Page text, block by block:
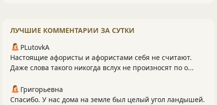
ЛУЧШИЕ КОММЕНТАРИИ ЗА СУТКИ
PLutоvkА
Настоящие афористы и афористами себя не считают.
Даже слова такого никогда вслух не произносят по о...
Григорьевна
Спасибо. У нас дома на земле был целый угол ландышей.